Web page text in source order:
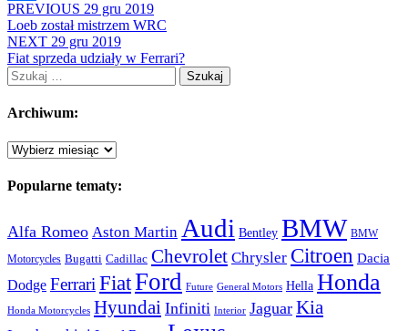
Share
PREVIOUS 29 gru 2019
Loeb został mistrzem WRC
NEXT 29 gru 2019
Fiat sprzeda udziały w Ferrari?
Szukaj:
Archiwum:
Archiwum:
Popularne tematy:
Alfa Romeo Aston Martin Audi Bentley BMW BMW
Motorcycles Bugatti Cadillac Chevrolet Chrysler Citroen Dacia
Dodge FerrariFiatFord Future General Motors Hella Honda
Honda Motorcycles Hyundai Infiniti Interior Jaguar Kia